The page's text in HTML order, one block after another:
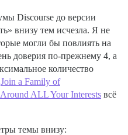
Discourse до версии
внизу тем исчезла. Я не
могли бы повлиять на
доверия по-прежнему 4, а
количество
Join a Family of
ALL Your Interests всё
темы внизу: